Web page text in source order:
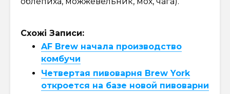
Схожі Записи:
AF Brew начала производство
комбучи
Четвертая пивоварня Brew York
откроется на базе новой пивоварни